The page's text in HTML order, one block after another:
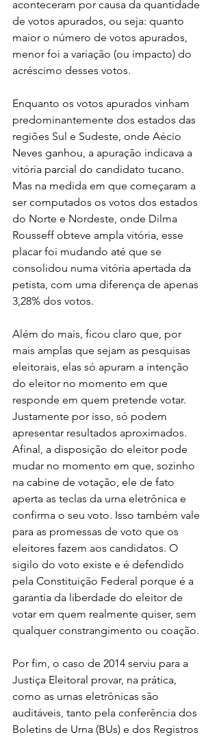
aconteceram por causa da quantidade
de votos apurados, ou seja: quanto
maior o número de votos apurados,
menor foi a variação (ou impacto) do
acréscimo desses votos.
Enquanto os votos apurados vinham
predominantemente dos estados das
regiões Sul e Sudeste, onde Aécio
Neves ganhou, a apuração indicava a
vitória parcial do candidato tucano.
Mas na medida em que começaram a
ser computados os votos dos estados
do Norte e Nordeste, onde Dilma
Rousseff obteve ampla vitória, esse
placar foi mudando até que se
consolidou numa vitória apertada da
petista, com uma diferença de apenas
3,28% dos votos.
Além do mais, ficou claro que, por
mais amplas que sejam as pesquisas
eleitorais, elas só apuram a intenção
do eleitor no momento em que
responde em quem pretende votar.
Justamente por isso, só podem
apresentar resultados aproximados.
Afinal, a disposição do eleitor pode
mudar no momento em que, sozinho
na cabine de votação, ele de fato
aperta as teclas da urna eletrônica e
confirma o seu voto. Isso também vale
para as promessas de voto que os
eleitores fazem aos candidatos. O
sigilo do voto existe e é defendido
pela Constituição Federal porque é a
garantia da liberdade do eleitor de
votar em quem realmente quiser, sem
qualquer constrangimento ou coação.
Por fim, o caso de 2014 serviu para a
Justiça Eleitoral provar, na prática,
como as urnas eletrônicas são
auditáveis, tanto pela conferência dos
Boletins de Urna (BUs) e dos Registros